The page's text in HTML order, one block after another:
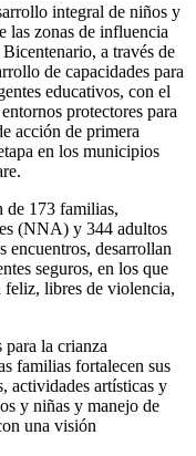
integral de niños y
las zonas de influencia
a través de
de capacidades para
educativos, con el
protectores para
acción de primera
en los municipios
de 173 familias,
(NNA) y 344 adultos
encuentros, desarrollan
seguros, en los que
feliz, libres de violencia,
la crianza
familias fortalecen sus
actividades artísticas y
y niñas y manejo de
una visión